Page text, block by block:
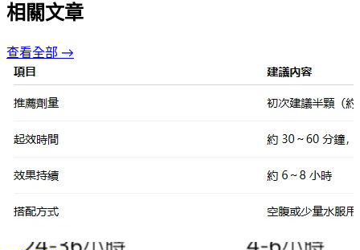
相關文章
查看全部 →